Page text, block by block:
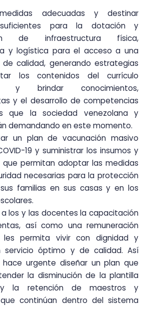
adecuadas y destinar
suficientes para la dotación y
de infraestructura física,
y logística para el acceso a una
de calidad, generando estrategias
los contenidos del currículo
y brindar conocimientos,
y el desarrollo de competencias
que la sociedad venezolana y
demandando en este momento.
un plan de vacunación masivo
19 y suministrar los insumos y
que permitan adoptar las medidas
necesarias para la protección
familias en sus casas y en los
los y las docentes la capacitación
así como una remuneración
permita vivir con dignidad y
servicio óptimo y de calidad. Así
hace urgente diseñar un plan que
la disminución de la plantilla
la retención de maestros y
continúan dentro del sistema